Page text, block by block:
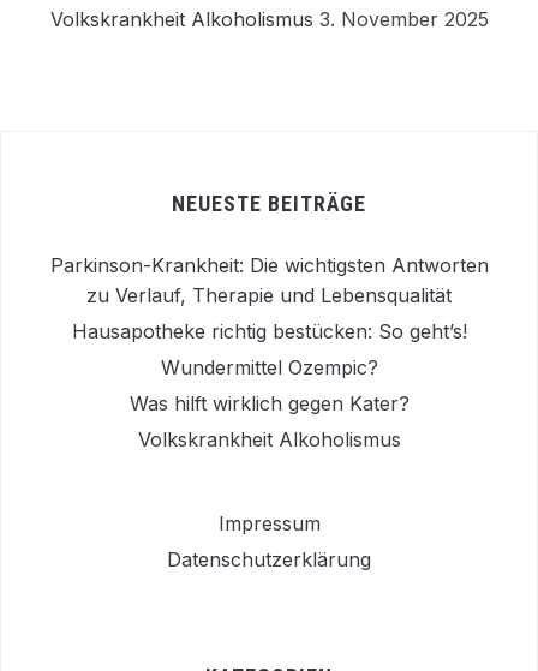
Volkskrankheit Alkoholismus 3. November 2025
NEUESTE BEITRÄGE
Parkinson-Krankheit: Die wichtigsten Antworten
zu Verlauf, Therapie und Lebensqualität
Hausapotheke richtig bestücken: So geht’s!
Wundermittel Ozempic?
Was hilft wirklich gegen Kater?
Volkskrankheit Alkoholismus
Impressum
Datenschutzerklärung